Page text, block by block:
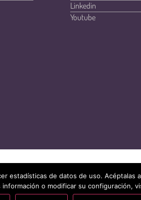
Linkedin
Youtube
estadísticas de datos de uso.
o modificar su configuración,